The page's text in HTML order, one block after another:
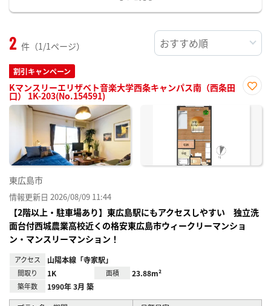
2 件（1/1ページ）
割引キャンペーン
Kマンスリーエリザベト音楽大学西条キャンパス南（西条田
口） 1K-203(No.154591)
に入
東広島市
情報更新日 2026/08/09 11:44
【2階以上・駐車場あり】東広島駅にもアクセスしやすい 独立洗
面台付西城農業高校近くの格安東広島市ウィークリーマンショ
ン・マンスリーマンション！
アクセス 山陽本線「寺家駅」
間取り 1K 面積 23.88m²
築年数 1990年 3月 築